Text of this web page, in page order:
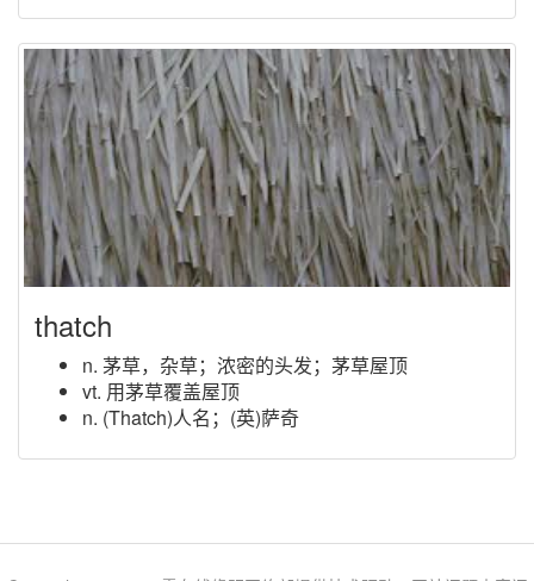
thatch
n. 茅草，杂草；浓密的头发；茅草屋顶
vt. 用茅草覆盖屋顶
n. (Thatch)人名；(英)萨奇